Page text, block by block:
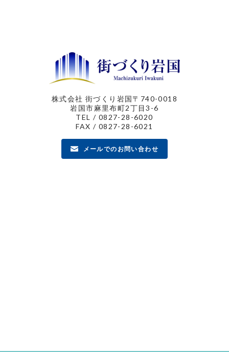
株式会社 街づくり岩国〒740-0018
岩国市麻里布町2丁目3-6
TEL / 0827-28-6020
FAX / 0827-28-6021
メールでのお問い合わせ